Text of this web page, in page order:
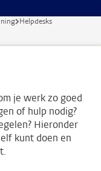
Helpdesks
je werk zo goed
of hulp nodig?
Hieronder
kunt doen en